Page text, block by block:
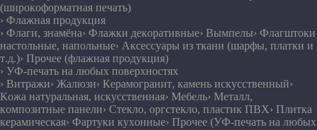
(широкоформатная печать)
› Флажная продукция
› Флаги, знамёна› Флажки декоративные› Вымпелы› Флагштоки
настольные, напольные› Аксессуары из ткани (шарфы, платки и
т.д.)› Прочее (флажная продукция)
› УФ-печать на любых поверхностях
› Витражи› Жалюзи› Керамогранит, камень искусственный›
Кожа натуральная, искусственная› Мебель› Металл,
композитные панели› Стекло, оргстекло, пластик ПВХ› Плитка
керамическая› Фартуки кухонные› Прочее (УФ-печать на любых